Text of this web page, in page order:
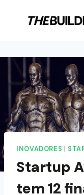
INOVADORES
Startup
tem 12